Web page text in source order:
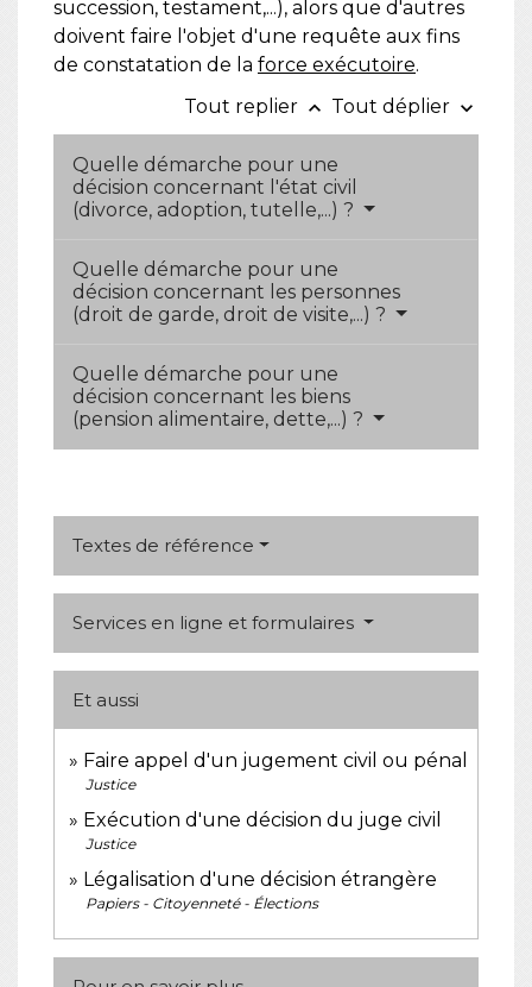
succession, testament,...), alors que d'autres
doivent faire l'objet d'une requête aux fins
de constatation de la force exécutoire.
Tout replier keyboard_arrow_up Tout déplier keyboard_arrow_down
Quelle démarche pour une
décision concernant l'état civil
(divorce, adoption, tutelle,...) ?
Quelle démarche pour une
décision concernant les personnes
(droit de garde, droit de visite,...) ?
Quelle démarche pour une
décision concernant les biens
(pension alimentaire, dette,...) ?
Textes de référence
Services en ligne et formulaires
Et aussi
Faire appel d'un jugement civil ou pénal
Justice
Exécution d'une décision du juge civil
Justice
Légalisation d'une décision étrangère
Papiers - Citoyenneté - Élections